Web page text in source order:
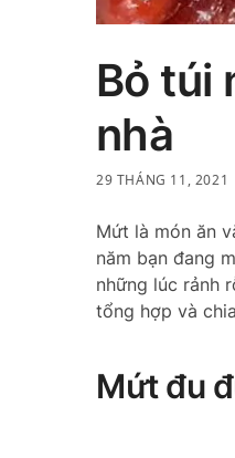
Bỏ túi
nhà
29 THÁNG 11, 2021
Mứt là món ăn
năm bạn đang
những lúc rảnh
tổng hợp và
Mứt đu